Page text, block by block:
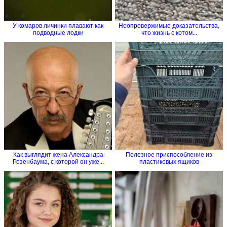
У комаров личинки плавают как
подводные лодки
Неопровержимые доказательства,
что жизнь с котом...
Как выглядит жена Александра
Розенбаума, с которой он уже...
Полезное приспособление из
пластиковых ящиков